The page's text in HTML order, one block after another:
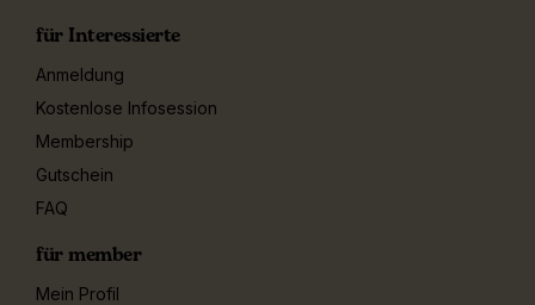
für Interessierte
Anmeldung
Kostenlose Infosession
Membership
Gutschein
FAQ
für member
Mein Profil